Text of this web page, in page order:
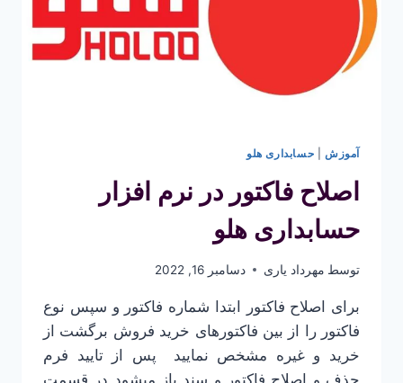
آموزش| حسابداری هلو
اصلاح فاکتور در نرم افزار
حسابداری هلو
توسط مهرداد یاری دسامبر 16, 2022
برای اصلاح فاکتور ابتدا شماره فاکتور و سپس نوع
فاکتور را از بین فاکتورهای خرید فروش برگشت از
خرید و غیره مشخص نمایید پس از تایید فرم
حذف و اصلاح فاکتور و سند باز میشود در قسمت